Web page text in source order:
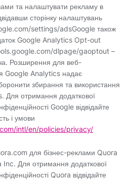
та налаштувати рекламу в
сторінку налаштувань
settings/adsGoogle також
Google Analytics Opt-out
dlpage/gaoptout –
Розширення для веб-
Google Analytics надає
збирання та використання
Для отримання додаткової
Google відвідайте
і умови
intl/en/policies/privacy/
для бізнес-реклами Quora
Inc. Для отримання додаткової
Quora відвідайте